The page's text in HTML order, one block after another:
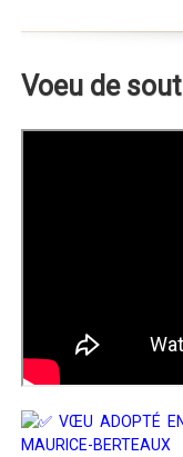
Voeu de
VŒU ADOPTÉ
MAURICE-BERTEAUX